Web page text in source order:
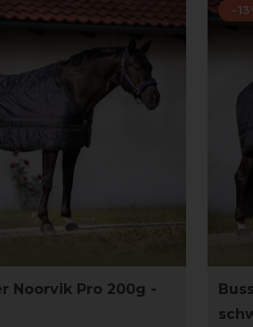
Noorvik Pro 200g -
-